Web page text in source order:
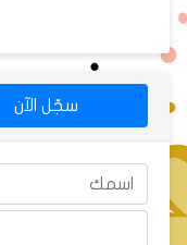
سجّل الآن